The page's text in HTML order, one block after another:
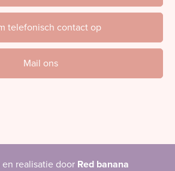
telefonisch contact op
Mail ons
realisatie door Red banana